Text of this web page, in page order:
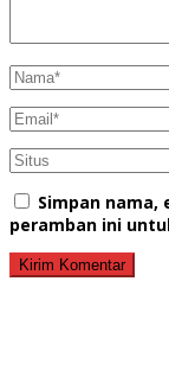
Simpan nama,
peramban ini